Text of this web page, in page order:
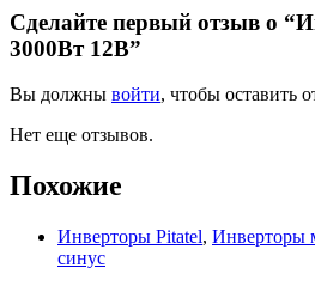
Сделайте первый отзыв о
3000Вт 12В”
Вы должны войти, чтобы оставить
Нет еще отзывов.
Похожие
Инверторы Pitatel, Инверторы
синус